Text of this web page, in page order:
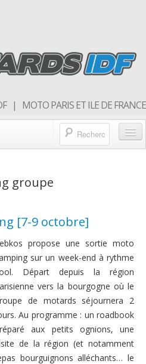
| MOTO PARIS ET ILE DE FRANCE
groupe
[7-9 octobre]
propose une sortie moto
sur un week-end à rythme
Départ depuis la région
vers la bourgogne où le
de motards séjournera 2
Au programme : un roadbook
aux petits ognions, une
de la région (et notamment
bourguignons alléchants… le